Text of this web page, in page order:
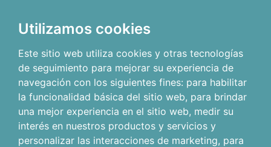
Utilizamos cookies
Este sitio web utiliza cookies y otras tecnologías
de seguimiento para mejorar su experiencia de
navegación con los siguientes fines: para habilitar
la funcionalidad básica del sitio web, para brindar
una mejor experiencia en el sitio web, medir su
interés en nuestros productos y servicios y
personalizar las interacciones de marketing, para